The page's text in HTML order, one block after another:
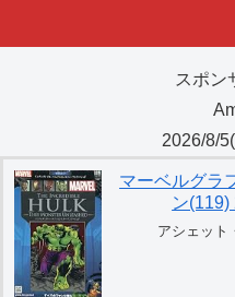
スポン
2026/8/
マーベルグラ
ン(119)
アシェット